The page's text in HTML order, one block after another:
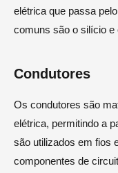
elétrica que passa
comuns são o silício e
Condutores
Os condutores são
elétrica, permitindo a
são utilizados em fios
componentes de